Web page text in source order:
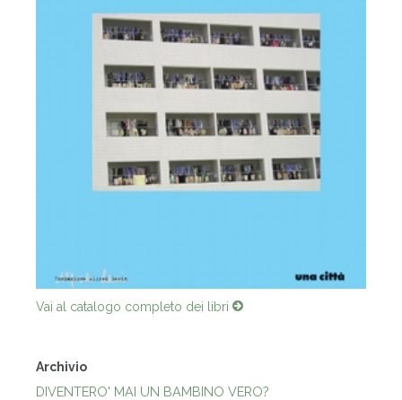
Vai al catalogo completo dei libri
Archivio
DIVENTERO' MAI UN BAMBINO VERO?